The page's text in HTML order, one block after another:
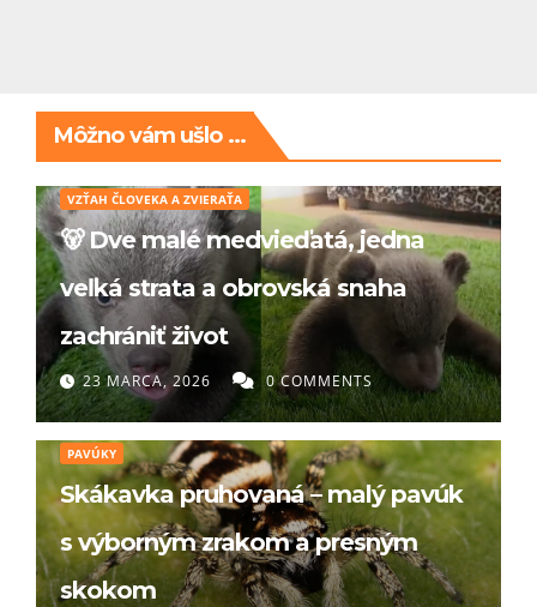
Môžno vám ušlo ...
VZŤAH ČLOVEKA A ZVIERAŤA
🐻 Dve malé medvieďatá, jedna
veľká strata a obrovská snaha
zachrániť život
23 MARCA, 2026 0 COMMENTS
PAVÚKY
Skákavka pruhovaná – malý pavúk
s výborným zrakom a presným
skokom